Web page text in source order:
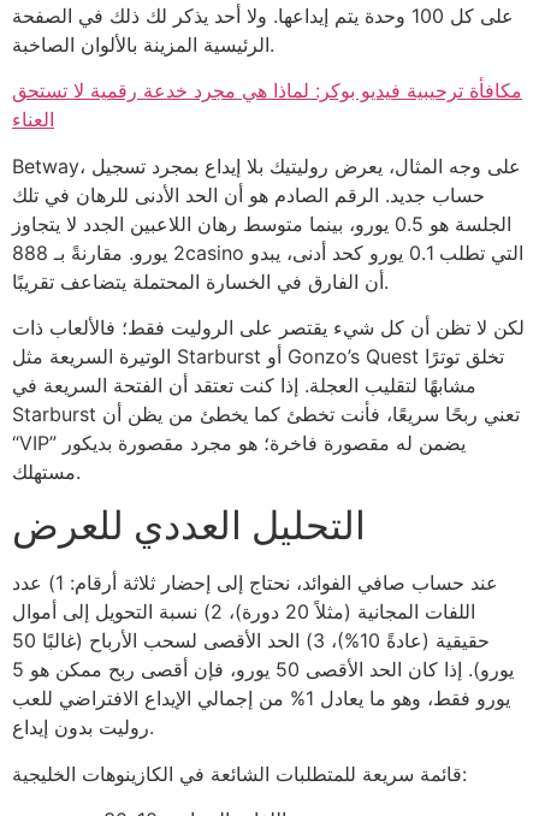
على كل 100 وحدة يتم إيداعها. ولا أحد يذكر لك ذلك في الصفحة
الرئيسية المزينة بالألوان الصاخبة.
مكافأة ترحيبية فيديو بوكر: لماذا هي مجرد خدعة رقمية لا تستحق
العناء
Betway، على وجه المثال، يعرض روليتيك بلا إيداع بمجرد تسجيل
حساب جديد. الرقم الصادم هو أن الحد الأدنى للرهان في تلك
الجلسة هو 0.5 يورو، بينما متوسط رهان اللاعبين الجدد لا يتجاوز
2 يورو. مقارنةً بـ 888casino التي تطلب 0.1 يورو كحد أدنى، يبدو
أن الفارق في الخسارة المحتملة يتضاعف تقريبًا.
لكن لا تظن أن كل شيء يقتصر على الروليت فقط؛ فالألعاب ذات
الوتيرة السريعة مثل Starburst أو Gonzo’s Quest تخلق توترًا
مشابهًا لتقليب العجلة. إذا كنت تعتقد أن الفتحة السريعة في
Starburst تعني ربحًا سريعًا، فأنت تخطئ كما يخطئ من يظن أن
“VIP” يضمن له مقصورة فاخرة؛ هو مجرد مقصورة بديكور
مستهلك.
التحليل العددي للعرض
عند حساب صافي الفوائد، نحتاج إلى إحضار ثلاثة أرقام: 1) عدد
اللفات المجانية (مثلاً 20 دورة)، 2) نسبة التحويل إلى أموال
حقيقية (عادةً 10%)، 3) الحد الأقصى لسحب الأرباح (غالبًا 50
يورو). إذا كان الحد الأقصى 50 يورو، فإن أقصى ربح ممكن هو 5
يورو فقط، وهو ما يعادل 1% من إجمالي الإيداع الافتراضي للعب
روليت بدون إيداع.
قائمة سريعة للمتطلبات الشائعة في الكازينوهات الخليجية: